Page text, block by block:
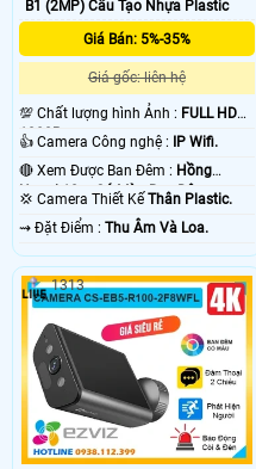
B1 (2MP) Cấu Tạo Nhựa Plastic
Giá Bán: 5%-35%
Giá gốc: liên hệ
💯 Chất lượng hình Ảnh : FULL HD
1080P .
👍 Camera Công nghệ :
IP Wifi.
🔴 Xem Được Ban Đêm : Hồng
Ngoại 10m Có Màu Ban Ðêm.
💢 Camera Thiết Kế Thân Plastic.
️⇝ Đặt Điểm : Thu Âm Và Loa.
1313